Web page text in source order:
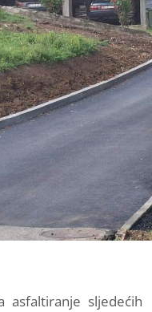
sljedećih